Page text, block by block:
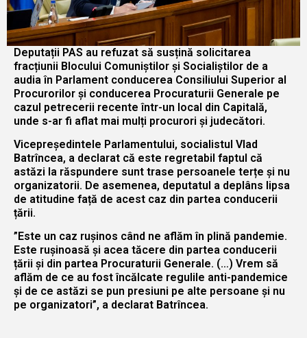
Deputații PAS au refuzat să susțină solicitarea
fracțiunii Blocului Comuniștilor și Socialiștilor de a
audia în Parlament conducerea Consiliului Superior al
Procurorilor și conducerea Procuraturii Generale pe
cazul petrecerii recente într-un local din Capitală,
unde s-ar fi aflat mai mulți procurori și judecători.
Vicepreședintele Parlamentului, socialistul Vlad
Batrîncea, a declarat că este regretabil faptul că
astăzi la răspundere sunt trase persoanele terțe și nu
organizatorii. De asemenea, deputatul a deplâns lipsa
de atitudine față de acest caz din partea conducerii
țării.
”Este un caz rușinos când ne aflăm în plină pandemie.
Este rușinoasă și acea tăcere din partea conducerii
țării și din partea Procuraturii Generale. (…) Vrem să
aflăm de ce au fost încălcate regulile anti-pandemice
și de ce astăzi se pun presiuni pe alte persoane și nu
pe organizatori”, a declarat Batrîncea.